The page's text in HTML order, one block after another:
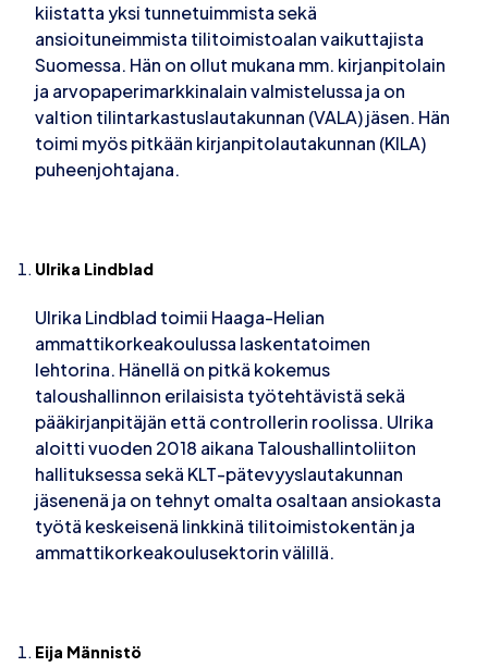
kiistatta yksi tunnetuimmista sekä
ansioituneimmista tilitoimistoalan vaikuttajista
Suomessa. Hän on ollut mukana mm. kirjanpitolain
ja arvopaperimarkkinalain valmistelussa ja on
valtion tilintarkastuslautakunnan (VALA) jäsen. Hän
toimi myös pitkään kirjanpitolautakunnan (KILA)
puheenjohtajana.
Ulrika Lindblad
Ulrika Lindblad toimii Haaga-Helian
ammattikorkeakoulussa laskentatoimen
lehtorina. Hänellä on pitkä kokemus
taloushallinnon erilaisista työtehtävistä sekä
pääkirjanpitäjän että controllerin roolissa. Ulrika
aloitti vuoden 2018 aikana Taloushallintoliiton
hallituksessa sekä KLT-pätevyyslautakunnan
jäsenenä ja on tehnyt omalta osaltaan ansiokasta
työtä keskeisenä linkkinä tilitoimistokentän ja
ammattikorkeakoulusektorin välillä.
Eija Männistö